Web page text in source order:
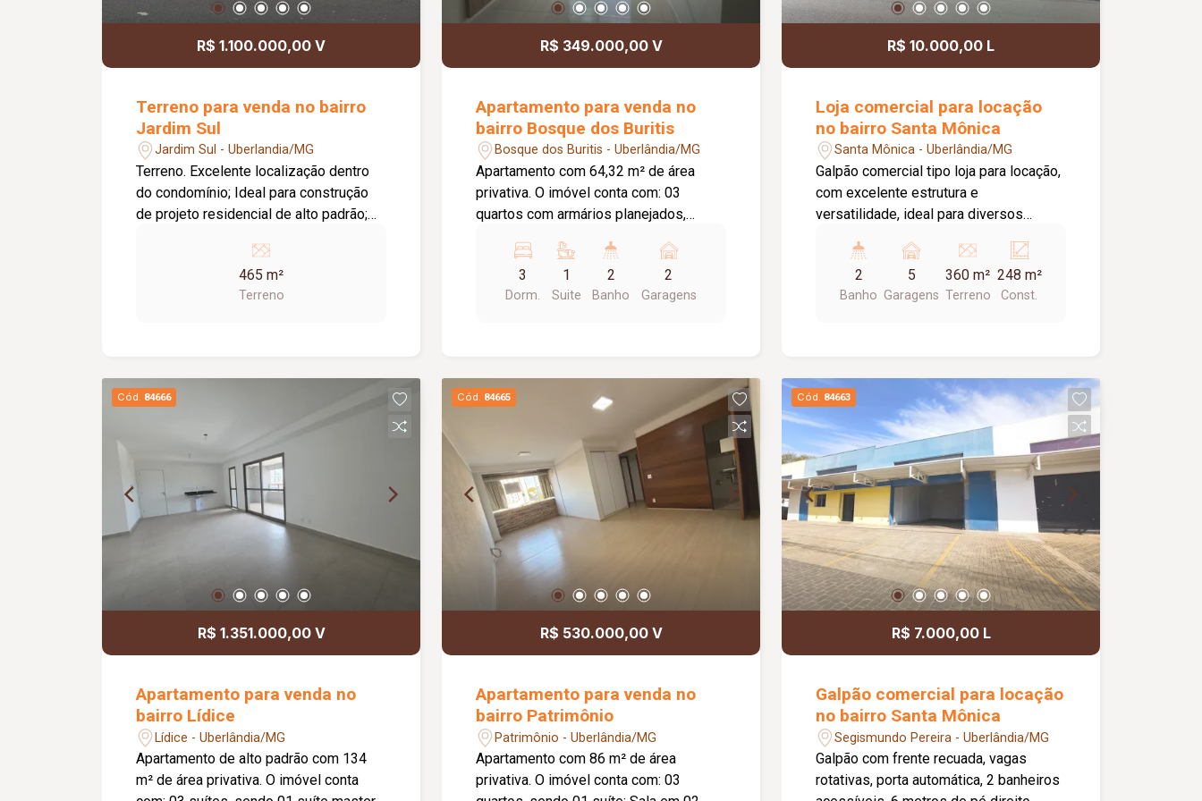
para chuveiros e torneiras; Iluminação
Tramontina; Projeto moderno com
conforto e alto padrão de acabamento.
R$ 1.100.000,00 V
Terreno para venda no bairro
Jardim Sul
Jardim Sul - Uberlandia/MG
Terreno. Excelente localização dentro
do condomínio; Ideal para construção
de projeto residencial de alto padrão;
construir a casa dos seus sonhos.
465 m²
Terreno
R$ 349.000,00 V
Apartamento para venda no
bairro Bosque dos Buritis
Bosque dos Buritis - Uberlândia/MG
Apartamento com 64,32 m² de área
privativa. O imóvel conta com: 03
quartos com armários planejados,
Sala ampla em 02 ambientes com
painel para TV, espelho e sacada;
Banheiro social com box em blindex e
de água; Área de serviço com armário;
02 vagas de garagem presas, sendo 01
com apenas 03 andares; Diferenciais:
Apartamento localizado no 02º andar;
Ambientes funcionais, bem distribuídos
e completos com armários planejados;
Excelente localização, proporcionando
praticidade e fácil acesso às principais
regiões da cidade. Informações
complementares: Condomínio
3
Dorm.
1
Suite
2
Banho
2
Garagens
R$ 10.000,00 L
Loja comercial para locação
no bairro Santa Mônica
Santa Mônica - Uberlândia/MG
Galpão comercial tipo loja para locação,
com excelente estrutura e
versatilidade, ideal para diversos
dispõe de estacionamento recuado
com capacidade para aproximadamente
04 veículos, portas em aço e pé-direito
Conta ainda com banheiros masculino e
feminino adaptados para pessoas com
deficiência (PCD), copa com pia,
pequeno espaço aberto e piso em
cerâmica, reunindo praticidade, conforto
e funcionalidade para o seu negócio.
2
Banho
5
Garagens
360 m²
Terreno
248 m²
Const.
Cód. 84666
R$ 1.351.000,00 V
Apartamento para venda no
bairro Lídice
Lídice - Uberlândia/MG
Apartamento de alto padrão com 134
m² de área privativa. O imóvel conta
Cód. 84665
R$ 530.000,00 V
Apartamento para venda no
bairro Patrimônio
Patrimônio - Uberlândia/MG
Apartamento com 86 m² de área
privativa. O imóvel conta com: 03
Cód. 84663
R$ 7.000,00 L
Galpão comercial para locação
no bairro Santa Mônica
Segismundo Pereira - Uberlândia/MG
Galpão com frente recuada, vagas
rotativas, porta automática, 2 banheiros